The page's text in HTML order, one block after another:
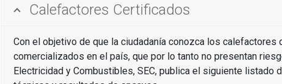
Calefactores Certificados
Con el objetivo de que la ciudadanía conozca los calefactores
comercializados en el país, que por lo tanto no presentan
Electricidad y Combustibles, SEC, publica el siguiente